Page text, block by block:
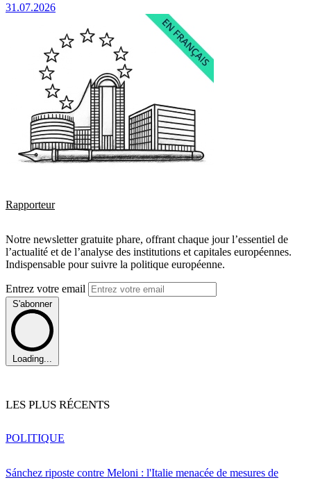
31.07.2026
Rapporteur
Notre newsletter gratuite phare, offrant chaque jour l’essentiel de
l’actualité et de l’analyse des institutions et capitales européennes.
Indispensable pour suivre la politique européenne.
Entrez votre email
S'abonner
Loading...
LES PLUS RÉCENTS
Sánchez riposte contre Meloni : l'Italie menacée de mesures de
POLITIQUE